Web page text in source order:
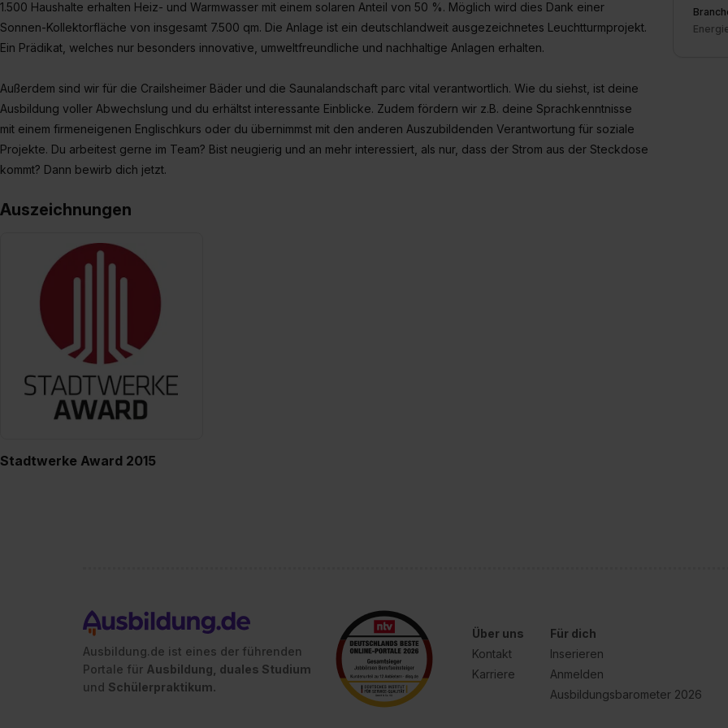
1.500 Haushalte erhalten Heiz- und Warmwasser mit einem solaren Anteil von 50 %. Möglich wird dies Dank einer
Sonnen-Kollektorfläche von insgesamt 7.500 qm. Die Anlage ist ein deutschlandweit ausgezeichnetes Leuchtturmprojekt.
Ein Prädikat, welches nur besonders innovative, umweltfreundliche und nachhaltige Anlagen erhalten.
Außerdem sind wir für die Crailsheimer Bäder und die Saunalandschaft parc vital verantwortlich. Wie du siehst, ist deine
Ausbildung voller Abwechslung und du erhältst interessante Einblicke. Zudem fördern wir z.B. deine Sprachkenntnisse
mit einem firmeneigenen Englischkurs oder du übernimmst mit den anderen Auszubildenden Verantwortung für soziale
Projekte. Du arbeitest gerne im Team? Bist neugierig und an mehr interessiert, als nur, dass der Strom aus der Steckdose
kommt? Dann bewirb dich jetzt.
Auszeichnungen
Stadtwerke Award 2015
Ausbildung.de ist eines der führenden
Portale für Ausbildung, duales Studium
und Schülerpraktikum.
Über uns
Kontakt
Karriere
Für dich
Inserieren
Anmelden
Ausbildungsbarometer 2026